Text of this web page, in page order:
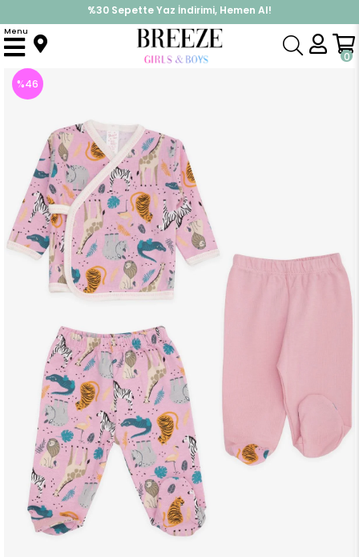
%30 Sepette Yaz İndirimi, Hemen Al!
İndirimlere ek %10 İndirimi Kap, Hemen Üye Ol!
0
Menu
Anasayfa Hastane Çıkışı
%46